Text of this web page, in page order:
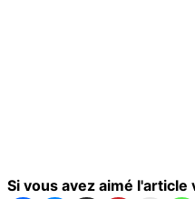
Si vous avez aimé